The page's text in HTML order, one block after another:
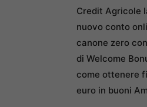
Credit Agricole
nuovo conto
canone zero
di Welcome
come ottenere
euro in buoni